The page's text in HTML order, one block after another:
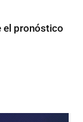
el pronóstico